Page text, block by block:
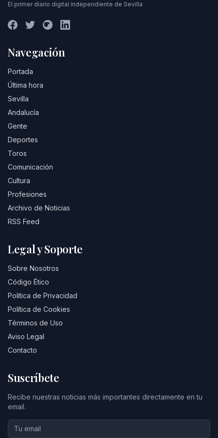
El primer diario digital independiente de Sevilla
Navegación
Portada
Última hora
Sevilla
Andalucía
Gente
Deportes
Toros
Comunicación
Cultura
Profesiones
Archivo de Noticias
RSS Feed
Legal y Soporte
Sobre Nosotros
Código Ético
Política de Privacidad
Política de Cookies
Términos de Uso
Aviso Legal
Contacto
Suscríbete
Recibe nuestras noticias más importantes directamente en tu
email.